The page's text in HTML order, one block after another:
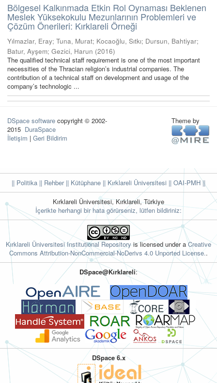
Bölgesel Kalkınmada Etkin Rol Oynaması Beklenen
Meslek Yüksekokulu Mezunlarının Problemleri ve
Çözüm Önerileri: Kırklareli Örneği
Yılmazlar, Eray; Tuna, Murat; Kocaoğlu, Sıtkı; Dursun, Bahtiyar;
Batur, Ayşem; Gezici, Harun (2016)
The qualified technical staff requirement is one of the most important
necessities of the Thracian religion’s industrial companies. The
contribution of a technical staff on development and usage of the
company’s technologic ...
DSpace software copyright © 2002-
2015 DuraSpace
İletişim | Geri Bildirim
Theme by
|| Politika || Rehber|| Kütüphane || Kırklareli Üniversitesi || OAI-PMH ||
Kırklareli Üniversitesi, Kırklareli, Türkiye
İçerikte herhangi bir hata görürseniz, lütfen bildiriniz:
Kırklareli Üniversitesi Institutional Repositoryis licensed under aCreative
Commons Attribution-NonCommercial-NoDerivs 4.0 Unported License..
DSpace@Kırklareli:
DSpace 6.x